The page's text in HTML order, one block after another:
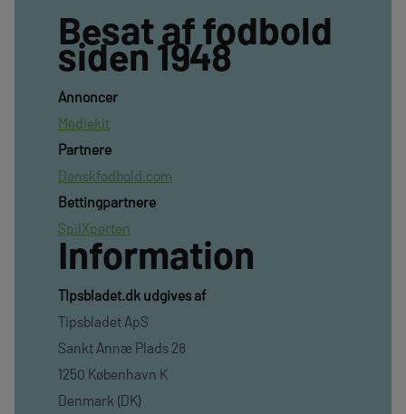
Besat af fodbold
siden 1948
Annoncer
Mediekit
Partnere
Danskfodbold.com
Bettingpartnere
SpilXperten
Information
TIpsbladet.dk udgives af
Tipsbladet ApS
Sankt Annæ Plads 28
1250 København K
Denmark (DK)